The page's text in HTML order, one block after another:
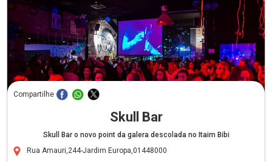
Compartilhe
Skull Bar
Skull Bar o novo point da galera descolada no Itaim Bibi
Rua Amauri,244-Jardim Europa,01448000